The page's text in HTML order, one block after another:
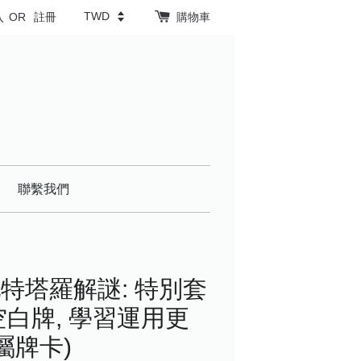
OR 註冊 購物車
聯繫我們
塔羅解謎: 特別套
牌, 學習運用更
牌卡)